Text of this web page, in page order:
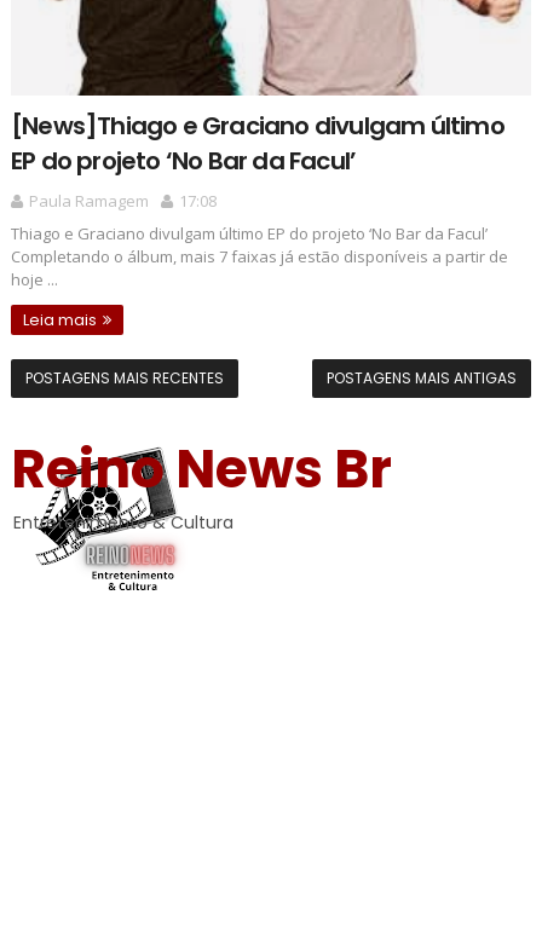
[News]Thiago e Graciano divulgam último
EP do projeto ‘No Bar da Facul’
Paula Ramagem
17:08
Thiago e Graciano divulgam último EP do projeto ‘No Bar da Facul’
Completando o álbum, mais 7 faixas já estão disponíveis a partir de
hoje ...
Leia mais
POSTAGENS MAIS RECENTES POSTAGENS MAIS ANTIGAS
Reino News Br
Entretenimento & Cultura